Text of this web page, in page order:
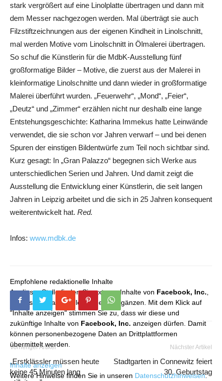
stark vergrößert auf eine Linolplatte übertragen und dann mit
dem Messer nachgezogen werden. Mal überträgt sie auch
Filzstiftzeichnungen aus der eigenen Kindheit in Linolschnitt,
mal werden Motive vom Linolschnitt in Ölmalerei übertragen.
So schuf die Künstlerin für die MdbK-Ausstellung fünf
großformatige Bilder – Motive, die zuerst aus der Malerei in
kleinformatige Linolschnitte und dann wieder in großformatige
Malerei überführt wurden. „Feuerwehr“, „Mond“, „Feier“,
„Deutz“ und „Zimmer“ erzählen nicht nur deshalb eine lange
Entstehungsgeschichte: Katharina Immekus hatte Leinwände
verwendet, die sie schon vor Jahren verwarf – und bei denen
Spuren der einstigen Bildentwürfe zum Teil noch sichtbar sind.
Kurz gesagt: In „Gran Palazzo“ begegnen sich Werke aus
unterschiedlichen Serien und Jahren. Und damit zeigt die
Ausstellung die Entwicklung einer Künstlerin, die seit langen
Jahren in Leipzig arbeitet und die sich in 25 Jahren konsequent
weiterentwickelt hat. Red.
Infos: www.mdbk.de
Empfohlene redaktionelle Inhalte
An dieser Stelle finden Sie externe Inhalte von Facebook, Inc.
die unser redaktionelles Angebot ergänzen. Mit dem Klick auf
"Inhalte anzeigen" stimmen Sie zu, dass wir diese und
zukünftige Inhalte von Facebook, Inc. anzeigen dürfen. Damit
können personenbezogene Daten an Drittplattformen
übermittelt werden.
Inhalte anzeigen
Weitere Hinweise finden Sie in unseren Datenschutzhinweisen.
Vorheriger Artikel
„Erstklässler müssen heute
keine 45 Minuten lang
Nächster Artikel
Stadtgarten in Connewitz feiert
30. Geburtstag